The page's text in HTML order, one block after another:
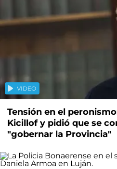
VIDEO
Tensión en el
Kicillof y pidió que se
"gobernar la Provincia"